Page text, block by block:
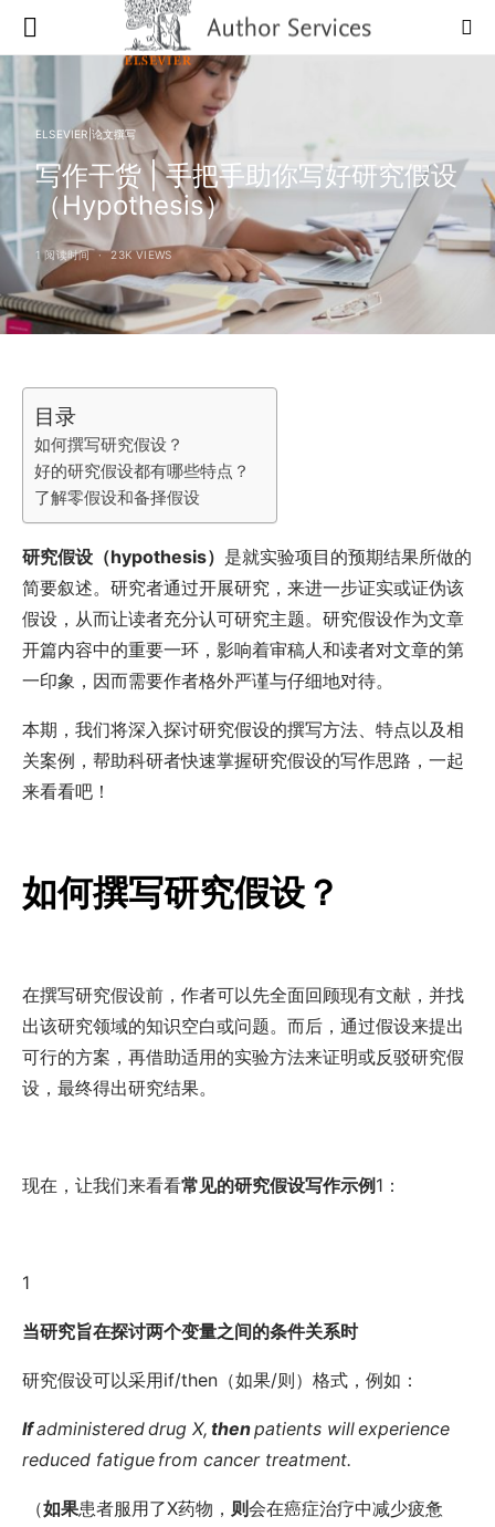
ELSEVIER|论文撰写
写作干货 | 手把手助你写好研究假设
（Hypothesis）
1 阅读时间 23K VIEWS
目录
如何撰写研究假设？
好的研究假设都有哪些特点？
了解零假设和备择假设
研究假设（hypothesis） 是就实验项目的预期结果所做的
简要叙述。研究者通过开展研究，来进一步证实或证伪该
假设，从而让读者充分认可研究主题。研究假设作为文章
开篇内容中的重要一环，影响着审稿人和读者对文章的第
一印象，因而需要作者格外严谨与仔细地对待。
本期，我们将深入探讨研究假设的撰写方法、特点以及相
关案例，帮助科研者快速掌握研究假设的写作思路，一起
来看看吧！
如何撰写研究假设？
在撰写研究假设前，作者可以先全面回顾现有文献，并找
出该研究领域的知识空白或问题。而后，通过假设来提出
可行的方案，再借助适用的实验方法来证明或反驳研究假
设，最终得出研究结果。
现在，让我们来看看常见的研究假设写作示例 1 ：
1
当研究旨在探讨两个变量之间的条件关系时
研究假设可以采用if/then （如果/则）格式，例如：
Ifadministereddrug X, thenpatients willexperience
reduced fatigue from cancer treatment.
（如果患者服用了X药物 ， 则会在癌症治疗中减少疲惫